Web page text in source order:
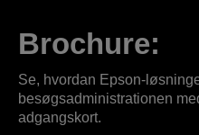
Brochure:
Se, hvordan Epson-
besøgsadministrationen
adgangskort.